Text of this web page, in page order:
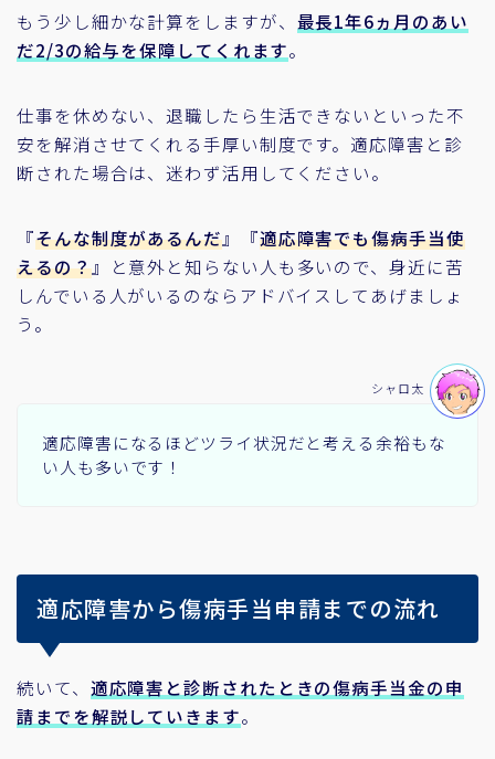
もう少し細かな計算をしますが、 最長1年6ヵ月のあい
だ2/3の給与を保障してくれます。
仕事を休めない、退職したら生活できないといった不
安を解消させてくれる手厚い制度です。適応障害と診
断された場合は、迷わず活用してください。
『そんな制度があるんだ』『適応障害でも傷病手当使
えるの？』と意外と知らない人も多いので、身近に苦
しんでいる人がいるのならアドバイスしてあげましょ
う。
適応障害になるほどツライ状況だと考える余裕もな
い人も多いです！
シャロ太
適応障害から傷病手当申請までの流れ
続いて、 適応障害と診断されたときの傷病手当金の申
請までを解説していきます。